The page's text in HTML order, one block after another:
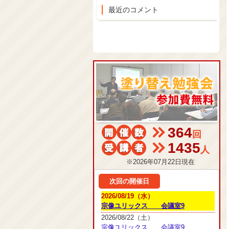
最近のコメント
364回
1435人
※2026年07月22日現在
次回の開催日
2026/08/19（水）
宗像ユリックス 会議室9
2026/08/22（土）
宗像ユリックス 会議室9